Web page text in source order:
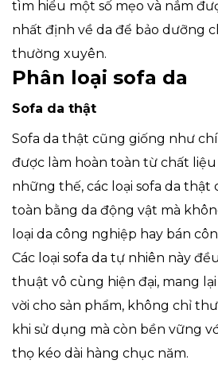
tìm hiểu một số mẹo và nắm
nhất định về da để bảo dưỡng
thường xuyên.
Phân loại sofa da
Sofa da thật
Sofa da thật cũng giống như
được làm hoàn toàn từ chất
những thế, các loại sofa da thật
toàn bằng da động vật mà
loại da công nghiệp hay bán
Các loại sofa da tự nhiên này
thuật vô cùng hiện đại, mang
vời cho sản phẩm, không chỉ
khi sử dụng mà còn bền vững
thọ kéo dài hàng chục năm.